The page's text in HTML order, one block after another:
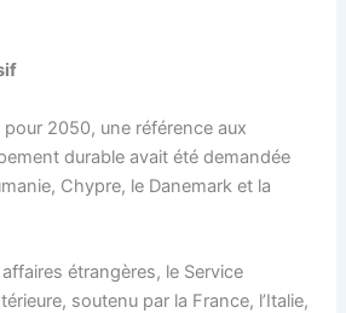
pour 2050, une référence aux
durable avait été demandée
Chypre, le Danemark et la
étrangères, le Service
soutenu par la France, l’Italie,